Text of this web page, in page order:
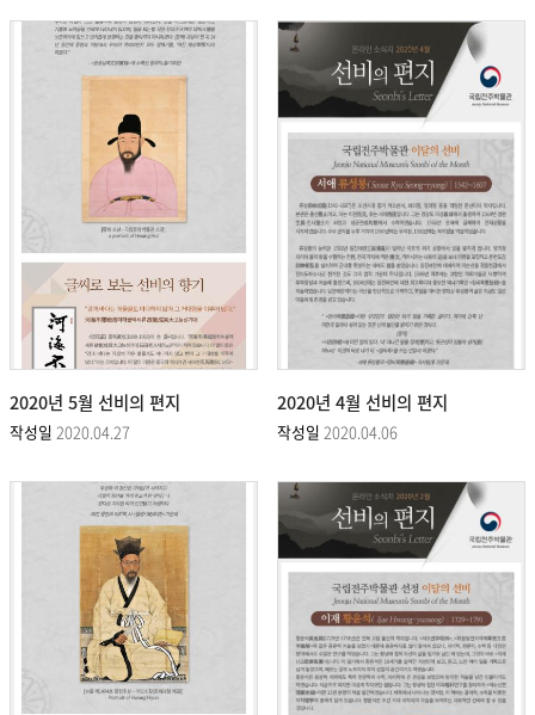
2020년 5월 선비의 편지
작성일 2020.04.27
2020년 4월 선비의 편지
작성일 2020.04.06